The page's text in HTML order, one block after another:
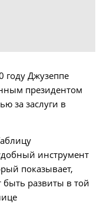
году Джузеппе
президентом
за заслуги в
инструмент
показывает,
быть развиты в той